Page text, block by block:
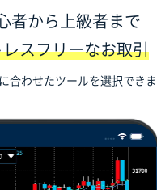
者から上級者まで
スフリーなお取引
合わせたツールを選択できま